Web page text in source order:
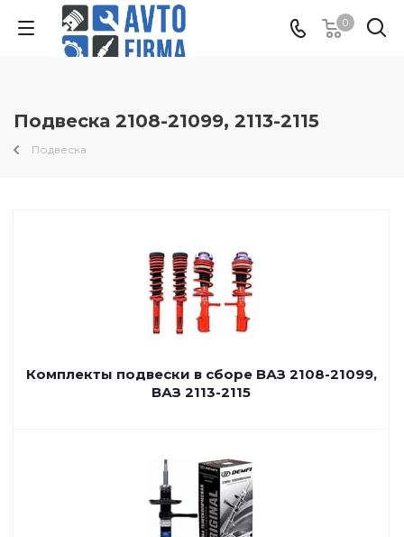
0
Подвеска 2108-21099, 2113-2115
Подвеска
Комплекты подвески в сборе ВАЗ 2108-21099,
ВАЗ 2113-2115